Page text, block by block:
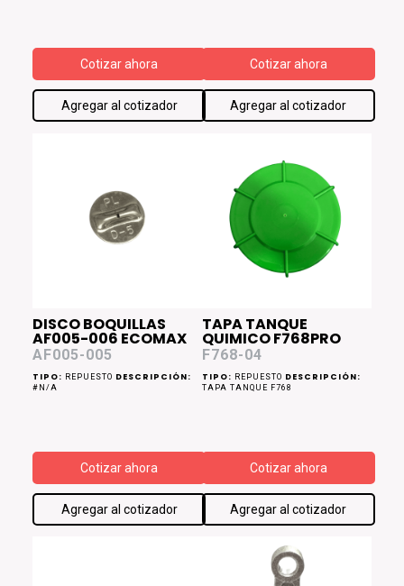
Cotizar ahora
Agregar al cotizador
Cotizar ahora
Agregar al cotizador
DISCO BOQUILLAS
AF005-006 ECOMAX
AF005-005
TIPO: REPUESTO DESCRIPCIÓN:
#N/A
Cotizar ahora
Agregar al cotizador
TAPA TANQUE
QUIMICO F768PRO
F768-04
TIPO: REPUESTO DESCRIPCIÓN:
TAPA TANQUE F768
Cotizar ahora
Agregar al cotizador